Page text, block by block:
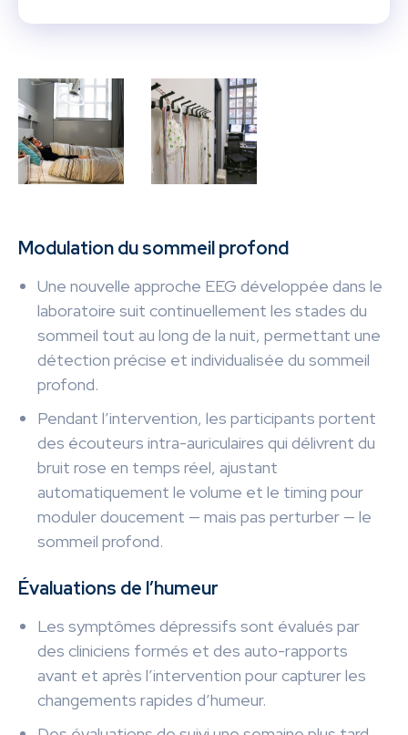
Modulation du sommeil profond
Une nouvelle approche EEG développée dans le
laboratoire suit continuellement les stades du
sommeil tout au long de la nuit, permettant une
détection précise et individualisée du sommeil
profond.
Pendant l’intervention, les participants portent
des écouteurs intra-auriculaires qui délivrent du
bruit rose en temps réel, ajustant
automatiquement le volume et le timing pour
moduler doucement — mais pas perturber — le
sommeil profond.
Évaluations de l’humeur
Les symptômes dépressifs sont évalués par
des cliniciens formés et des auto-rapports
avant et après l’intervention pour capturer les
changements rapides d’humeur.